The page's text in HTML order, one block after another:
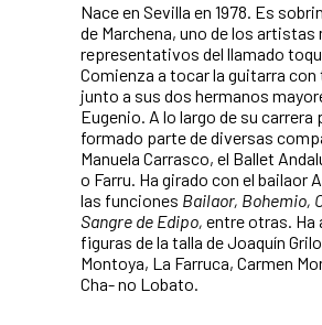
Nace en Sevilla en 1978. Es
de Marchena, uno de los artistas
representativos del llamado
Comienza a tocar la guitarra con
junto a sus dos hermanos
Eugenio. A lo largo de su carrera
formado parte de diversas
Manuela Carrasco, el Ballet
o Farru. Ha girado con el bailaor
las funciones Bailaor, Bohemio,
Sangre de Edipo, entre otras. Ha
figuras de la talla de Joaquín
Montoya, La Farruca, Carmen
Cha- no Lobato.